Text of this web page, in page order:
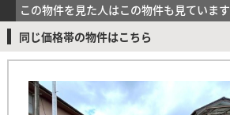
この物件を見た人はこの物件も見ています
同じ価格帯の物件はこちら